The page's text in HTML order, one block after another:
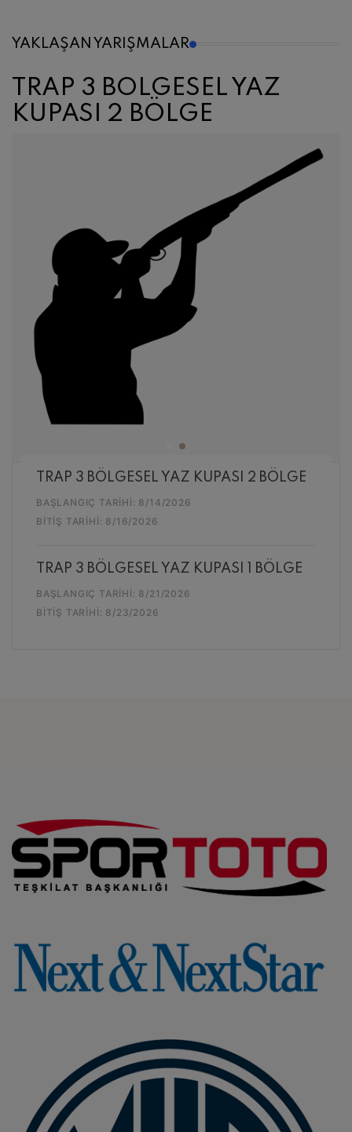
YAKLAŞAN YARIŞMALAR
TRAP 3 BÖLGESEL YAZ
KUPASI 1 BÖLGE
TRAP 3 BÖLGESEL YAZ KUPASI 2 BÖLGE
BAŞLANGIÇ TARIHI: 8/14/2026
BITIŞ TARIHI: 8/16/2026
TRAP 3 BÖLGESEL YAZ KUPASI 1 BÖLGE
BAŞLANGIÇ TARIHI: 8/21/2026
BITIŞ TARIHI: 8/23/2026